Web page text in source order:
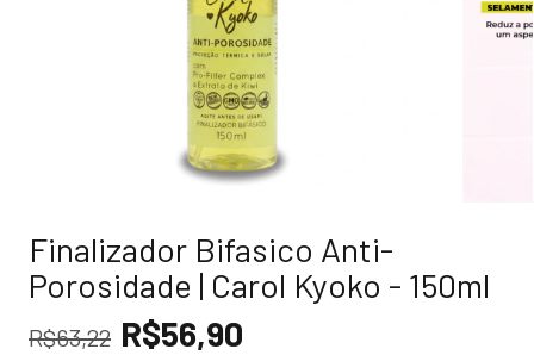
Finalizador Bifasico Anti-
Porosidade | Carol Kyoko - 150ml
R$63,22 R$56,90